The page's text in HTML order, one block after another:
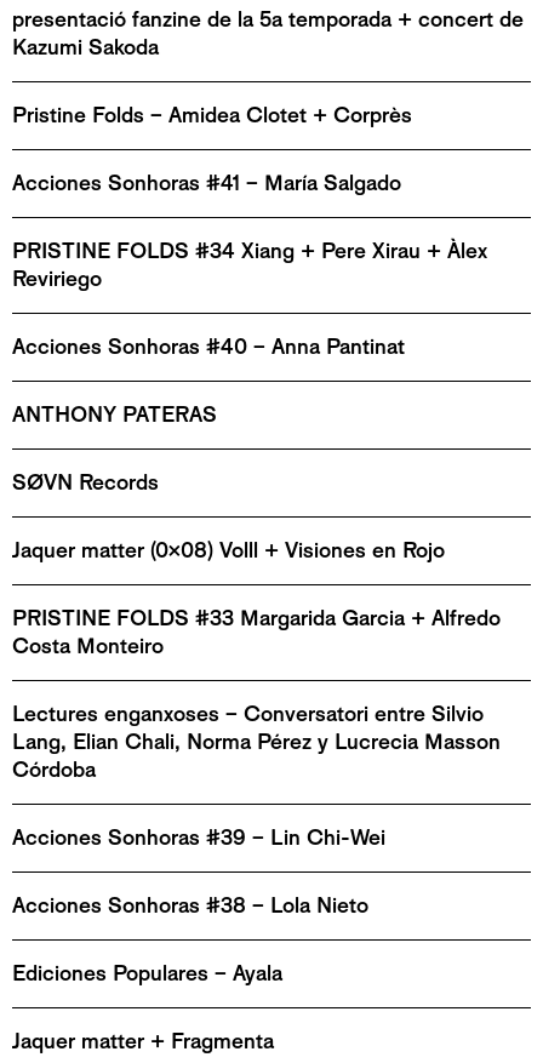
presentació fanzine de la 5a temporada + concert de
Kazumi Sakoda
Pristine Folds – Amidea Clotet + Corprès
Acciones Sonhoras #41 – María Salgado
PRISTINE FOLDS #34 Xiang + Pere Xirau + Àlex
Reviriego
Acciones Sonhoras #40 – Anna Pantinat
ANTHONY PATERAS
SØVN Records
Jaquer matter (0x08) Volll + Visiones en Rojo
PRISTINE FOLDS #33 Margarida Garcia + Alfredo
Costa Monteiro
Lectures enganxoses – Conversatori entre Silvio
Lang, Elian Chali, Norma Pérez y Lucrecia Masson
Córdoba
Acciones Sonhoras #39 – Lin Chi-Wei
Acciones Sonhoras #38 – Lola Nieto
Ediciones Populares – Ayala
Jaquer matter + Fragmenta